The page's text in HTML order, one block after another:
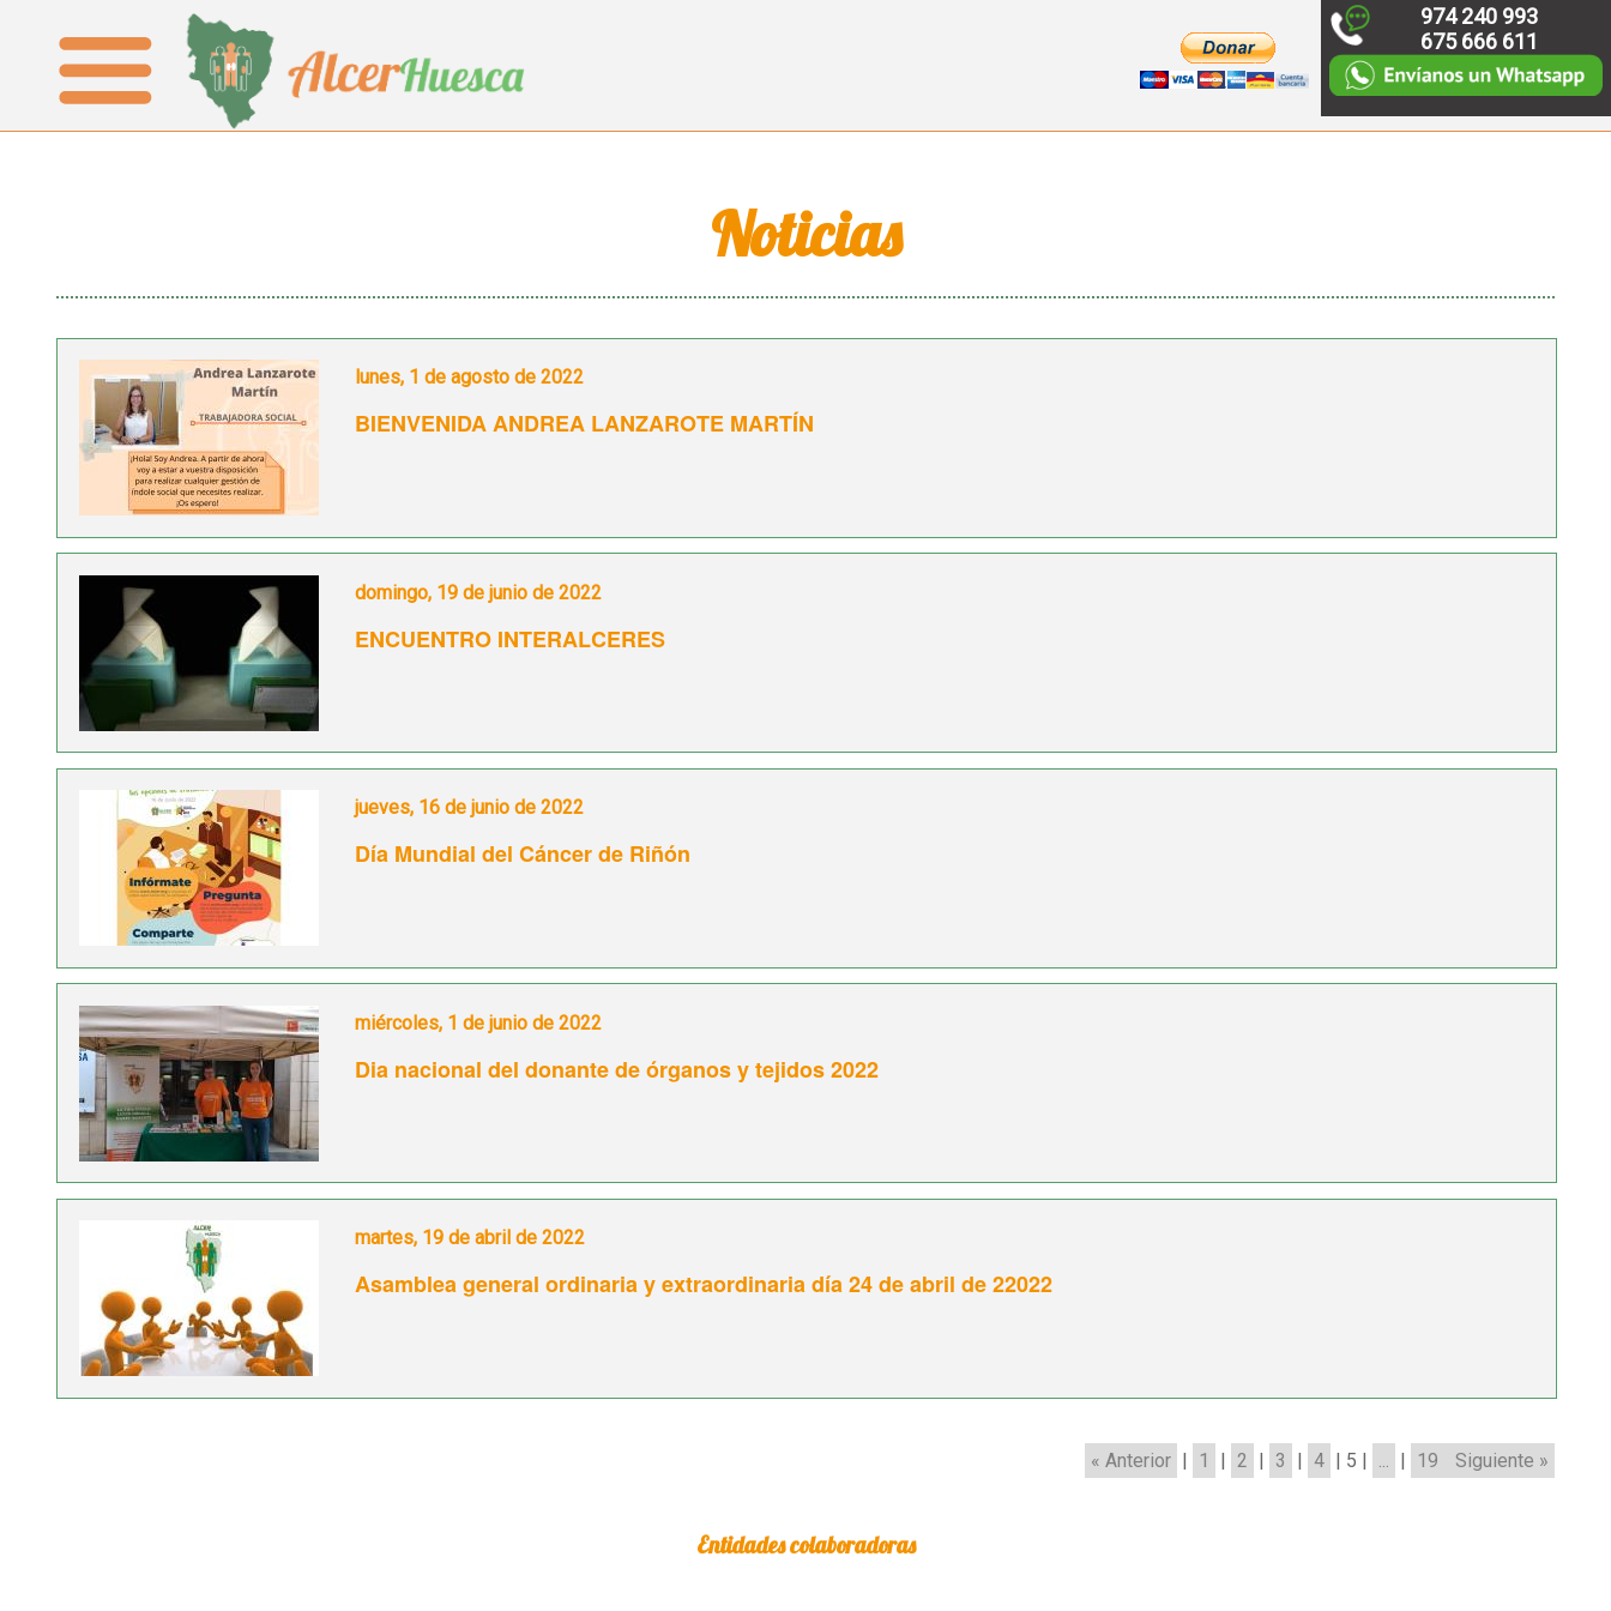
974 240 993
675 666 611
Noticias
lunes, 1 de agosto de 2022
BIENVENIDA ANDREA LANZAROTE MARTÍN
domingo, 19 de junio de 2022
ENCUENTRO INTERALCERES
jueves, 16 de junio de 2022
Día Mundial del Cáncer de Riñón
miércoles, 1 de junio de 2022
Dia nacional del donante de órganos y tejidos 2022
martes, 19 de abril de 2022
Asamblea general ordinaria y extraordinaria día 24 de abril de 22022
« Anterior 1 2 3 4 5 ... 19 Siguiente »
Entidades colaboradoras